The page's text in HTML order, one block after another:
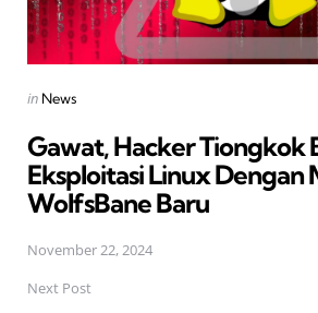
Posted
in News
Gawat, Hacker Tiongkok
Eksploitasi Linux Dengan
WolfsBane Baru
November 22, 2024
Next Post